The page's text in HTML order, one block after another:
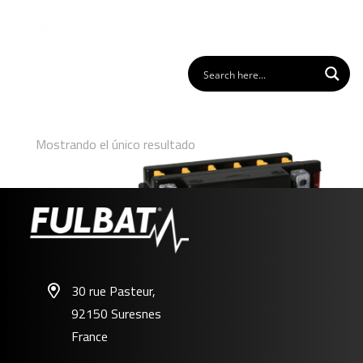
Mostrando el único resultado
30 rue Pasteur,
92150 Suresnes
France